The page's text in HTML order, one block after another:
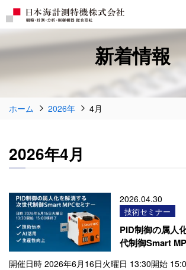
新着情報
ホーム 2026年 4月
2026年4月
2026.04.30
技術セミナー
PID制御の属人
代制御Smart
開催日時 2026年6月16日火曜日 13:30開始